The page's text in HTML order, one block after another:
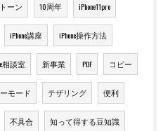
ーン 10周年 iPhone11pro
iPhone講座 iPhone操作方法
相談室 新事業 PDF コピー
モード テザリング 便利
不具合 知って得する豆知識